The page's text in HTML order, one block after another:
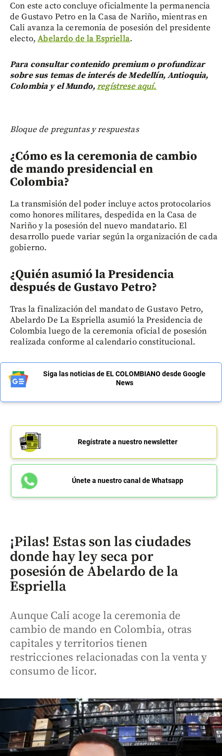
Con este acto concluye oficialmente la permanencia
de Gustavo Petro en la Casa de Nariño, mientras en
Cali avanza la ceremonia de posesión del presidente
electo,Abelardo de la Espriella.
Para consultar contenido premium o profundizar
sobre sus temas de interés de Medellín, Antioquia,
Colombia y el Mundo,regístrese aquí.
Bloque de preguntas y respuestas
¿Cómo es la ceremonia de cambio
de mando presidencial en
Colombia?
La transmisión del poder incluye actos protocolarios
como honores militares, despedida en la Casa de
Nariño y la posesión del nuevo mandatario. El
desarrollo puede variar según la organización de cada
gobierno.
¿Quién asumió la Presidencia
después de Gustavo Petro?
Tras la finalización del mandato de Gustavo Petro,
Abelardo De La Espriella asumió la Presidencia de
Colombia luego de la ceremonia oficial de posesión
realizada conforme al calendario constitucional.
Siga las noticias de EL COLOMBIANO desde Google
News
Regístrate a nuestro newsletter
Únete a nuestro canal de Whatsapp
¡Pilas! Estas son las ciudades
donde hay ley seca por
posesión de Abelardo de la
Espriella
Aunque Cali acoge la ceremonia de
cambio de mando en Colombia, otras
capitales y territorios tienen
restricciones relacionadas con la venta y
consumo de licor.